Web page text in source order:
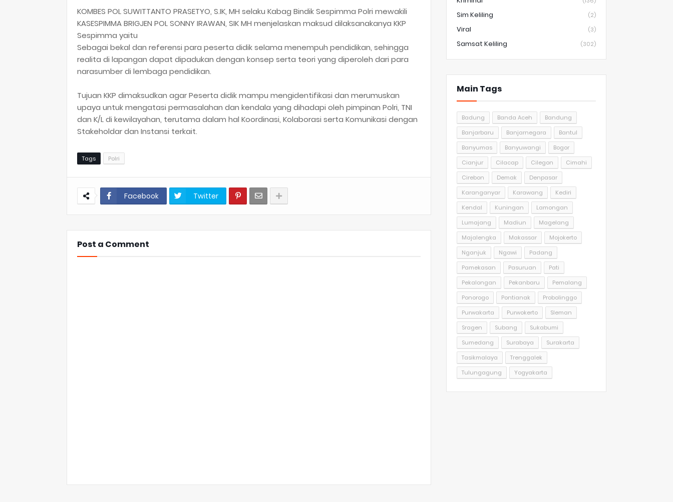
KOMBES POL SUWITTANTO PRASETYO, S.IK, MH selaku Kabag Bindik Sespimma Polri mewakili
KASESPIMMA BRIGJEN POL SONNY IRAWAN, SIK MH menjelaskan maksud dilaksanakanya KKP
Sespimma yaitu
Sebagai bekal dan referensi para peserta didik selama menempuh pendidikan, sehingga
realita di lapangan dapat dipadukan dengan konsep serta teori yang diperoleh dari para
narasumber di lembaga pendidikan.
Tujuan KKP dimaksudkan agar Peserta didik mampu mengidentifikasi dan merumuskan
upaya untuk mengatasi permasalahan dan kendala yang dihadapi oleh pimpinan Polri, TNI
dan K/L di kewilayahan, terutama dalam hal Koordinasi, Kolaborasi serta Komunikasi dengan
Stakeholdar dan Instansi terkait.
Tags Polri
Facebook Twitter
Post a Comment
Sim Keliling (2)
Viral (3)
Samsat Keliling (302)
Main Tags
Badung Banda Aceh
Bandung
Banjarbaru
Banjarnegara
Bantul
Banyumas
Banyuwangi
Bogor
Cianjur
Cilacap Cilegon
Cimahi
Cirebon
Demak
Denpasar
Karanganyar
Karawang
Kediri
Kendal
Kuningan
Lamongan
Lumajang
Madiun
Magelang
Majalengka
Makassar
Mojokerto
Nganjuk
Ngawi
Padang
Pamekasan
Pasuruan
Pati
Pekalongan
Pekanbaru
Pemalang
Ponorogo
Pontianak
Probolinggo
Purwakarta
Purwokerto
Sleman
Sragen
Subang
Sukabumi
Sumedang
Surabaya
Surakarta
Tasikmalaya
Trenggalek
Tulungagung
Yogyakarta